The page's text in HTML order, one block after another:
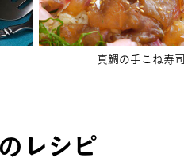
真鯛の手こね寿司
レシピ